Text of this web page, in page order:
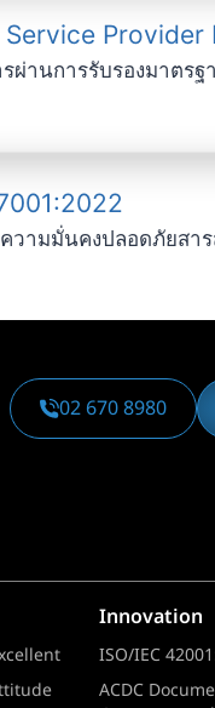
Provider
ผ่านการรับรองมาตรฐ
ามมั่นคงปลอดภัยสา
02 670 8980
Innovation
ISO/IEC
ACDC